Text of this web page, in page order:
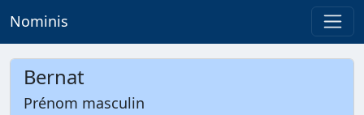
Nominis
Bernat
Prénom masculin